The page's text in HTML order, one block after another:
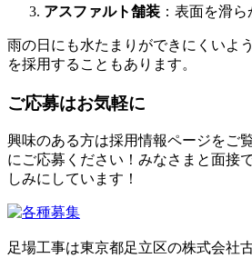
アスファルト舗装 ：表面を滑
雨の日にも水たまりができにくいよ
を採用することもあります。
ご応募はお気軽に
興味のある方は採用情報ページをご
にご応募ください！みなさまと面接
しみにしています！
足場工事は東京都足立区の株式会社